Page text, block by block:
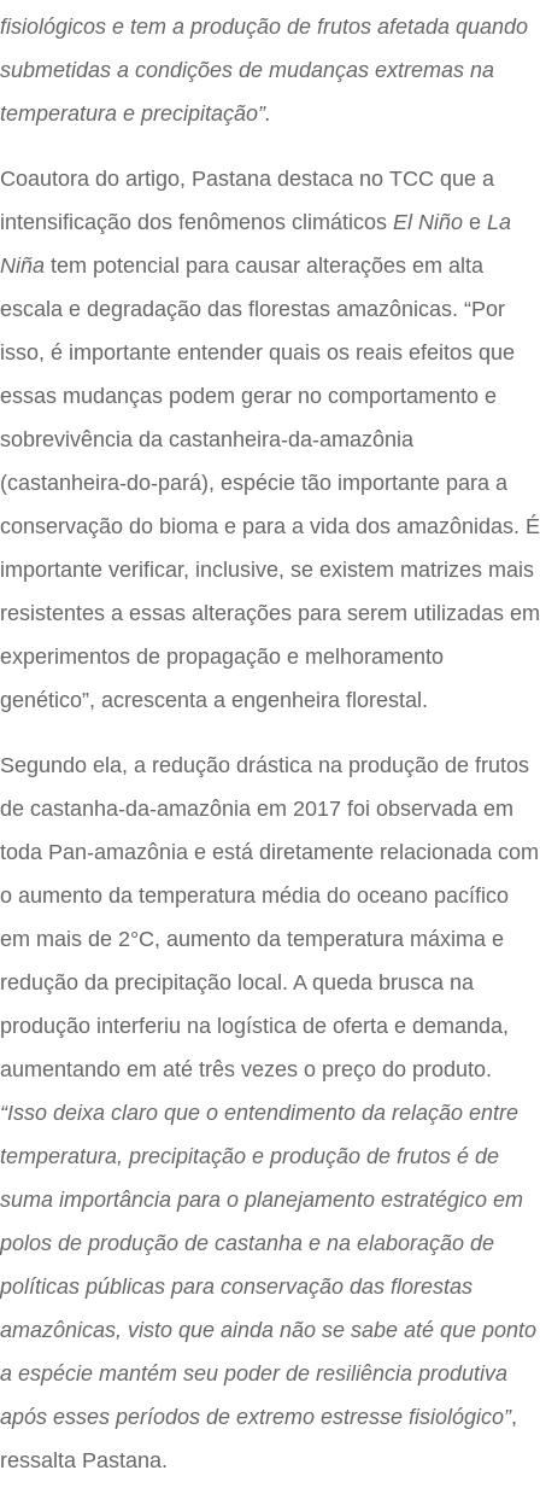
fisiológicos e tem a produção de frutos afetada quando
submetidas a condições de mudanças extremas na
temperatura e precipitação”.
Coautora do artigo, Pastana destaca no TCC que a
intensificação dos fenômenos climáticos El Niño e La
Niña tem potencial para causar alterações em alta
escala e degradação das florestas amazônicas. “Por
isso, é importante entender quais os reais efeitos que
essas mudanças podem gerar no comportamento e
sobrevivência da castanheira-da-amazônia
(castanheira-do-pará), espécie tão importante para a
conservação do bioma e para a vida dos amazônidas. É
importante verificar, inclusive, se existem matrizes mais
resistentes a essas alterações para serem utilizadas em
experimentos de propagação e melhoramento
genético”, acrescenta a engenheira florestal.
Segundo ela, a redução drástica na produção de frutos
de castanha-da-amazônia em 2017 foi observada em
toda Pan-amazônia e está diretamente relacionada com
o aumento da temperatura média do oceano pacífico
em mais de 2°C, aumento da temperatura máxima e
redução da precipitação local. A queda brusca na
produção interferiu na logística de oferta e demanda,
aumentando em até três vezes o preço do produto.
“Isso deixa claro que o entendimento da relação entre
temperatura, precipitação e produção de frutos é de
suma importância para o planejamento estratégico em
polos de produção de castanha e na elaboração de
políticas públicas para conservação das florestas
amazônicas, visto que ainda não se sabe até que ponto
a espécie mantém seu poder de resiliência produtiva
após esses períodos de extremo estresse fisiológico”,
ressalta Pastana.